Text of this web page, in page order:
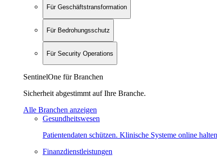
Für Geschäftstransformation
Für Bedrohungsschutz
Für Security Operations
SentinelOne für Branchen
Sicherheit abgestimmt auf Ihre Branche.
Alle Branchen anzeigen
Gesundheitswesen
Patientendaten schützen. Klinische Systeme online
Finanzdienstleistungen